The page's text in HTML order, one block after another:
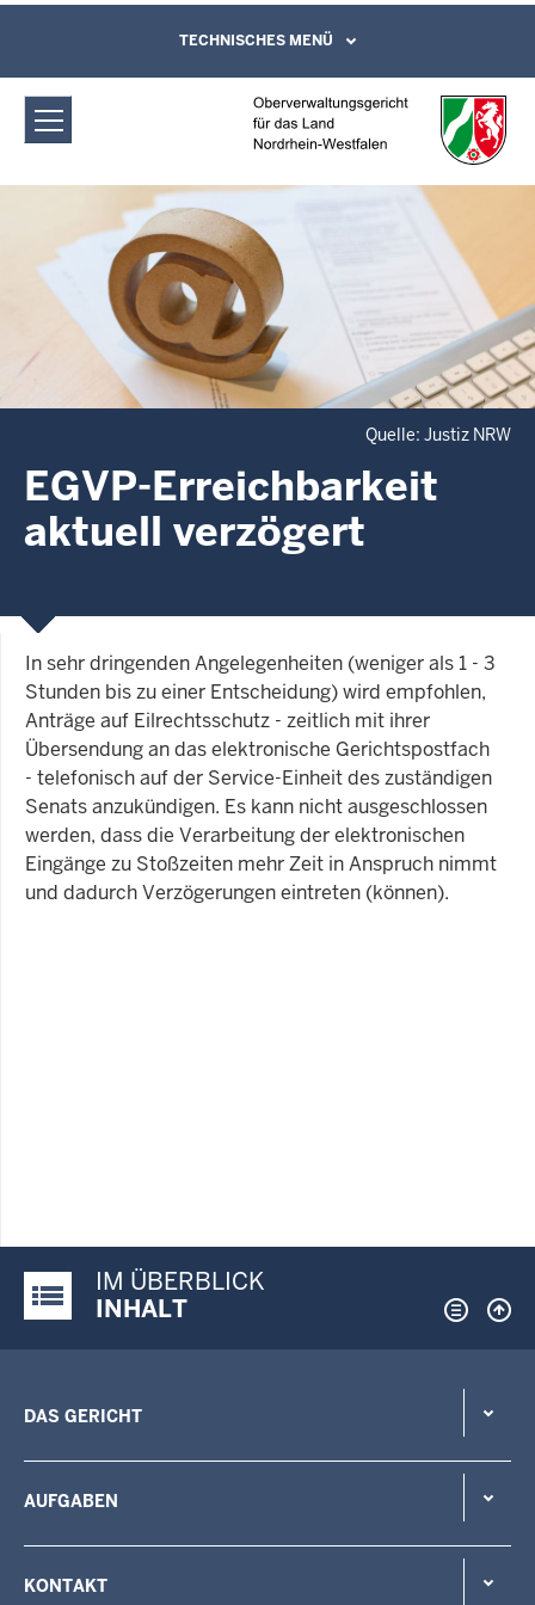
Oberverwaltungsgericht für das Land
Nordrhein-Westfalen: EGVP-
Erreichbarkeit aktuell verzögert
Direkt zum Inhalt
Leichte Sprache, Gebärdensprachenvideo
und Kontaktformular
TECHNISCHES MENÜ
Quelle: Justiz NRW
EGVP-Erreichbarkeit
aktuell verzögert
In sehr dringenden Angelegenheiten (weniger als 1 - 3
Stunden bis zu einer Entscheidung) wird empfohlen,
Anträge auf Eilrechtsschutz - zeitlich mit ihrer
Übersendung an das elektronische Gerichtspostfach
- telefonisch auf der Service-Einheit des zuständigen
Senats anzukündigen. Es kann nicht ausgeschlossen
werden, dass die Verarbeitung der elektronischen
Eingänge zu Stoßzeiten mehr Zeit in Anspruch nimmt
und dadurch Verzögerungen eintreten (können).
Justiz-Portal im Überblick:
IM ÜBERBLICK
INHALT
DAS GERICHT
AUFGABEN
KONTAKT